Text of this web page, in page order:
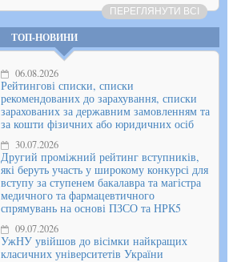
ПЕРЕГЛЯНУТИ ВСІ
ТОП-НОВИНИ
06.08.2026
Рейтингові списки, списки
рекомендованих до зарахування, списки
зарахованих за державним замовленням та
за кошти фізичних або юридичних осіб
30.07.2026
Другий проміжний рейтинг вступників,
які беруть участь у широкому конкурсі для
вступу за ступенем бакалавра та магістра
медичного та фармацевтичного
спрямувань на основі ПЗСО та НРК5
09.07.2026
УжНУ увійшов до вісімки найкращих
класичних університетів України